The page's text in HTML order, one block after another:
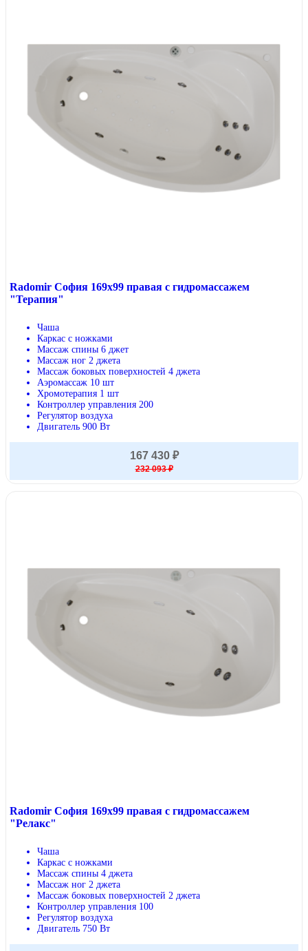
Radomir София 169x99 правая с гидромассажем
"Терапия"
Чаша
Каркас с ножками
Массаж спины 6 джет
Массаж ног 2 джета
Массаж боковых поверхностей 4 джета
Аэромассаж 10 шт
Хромотерапия 1 шт
Контроллер управления 200
Регулятор воздуха
Двигатель 900 Вт
167 430 ₽
232 093 ₽
Radomir София 169x99 правая с гидромассажем
"Релакс"
Чаша
Каркас с ножками
Массаж спины 4 джета
Массаж ног 2 джета
Массаж боковых поверхностей 2 джета
Контроллер управления 100
Регулятор воздуха
Двигатель 750 Вт